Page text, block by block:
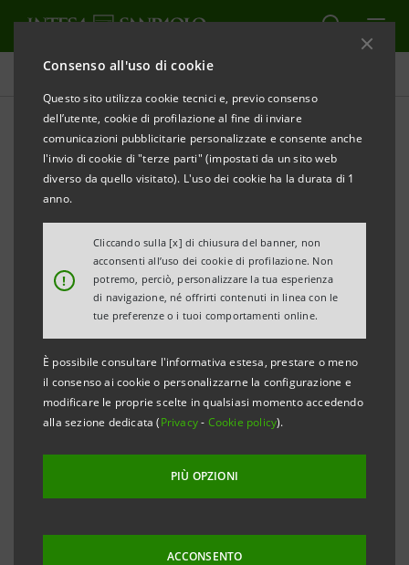
Consenso all'uso di cookie
Questo sito utilizza cookie tecnici e, previo consenso
dell’utente, cookie di profilazione al fine di inviare
comunicazioni pubblicitarie personalizzate e consente anche
l'invio di cookie di "terze parti" (impostati da un sito web
diverso da quello visitato). L'uso dei cookie ha la durata di 1
anno.
!
Cliccando sulla [x] di chiusura del banner, non
acconsenti all’uso dei cookie di profilazione. Non
potremo, perciò, personalizzare la tua esperienza
di navigazione, né offrirti contenuti in linea con le
tue preferenze o i tuoi comportamenti online.
È possibile consultare l'informativa estesa, prestare o meno
il consenso ai cookie o personalizzarne la configurazione e
modificare le proprie scelte in qualsiasi momento accedendo
alla sezione dedicata (Privacy- Cookie policy).
PIÙ OPZIONI
ACCONSENTO
Comunicati stampa
STAMPA AGGIORNA
COMUNICATO STAMPA
INTESA SANPAOLO PER IL TURISMO 4.0 IN VENETO E
Evento in collaborazione con Destination Italia
A livello regionale, il Veneto rappresenta il
principale attrattore turistico, con il 16% circa
delle presenze totali di turisti in Italia (69,2 milioni
su 427, nel 2017); si sale al 22% se consideriamo
solo le presenze dei turisti non residenti (47,1
milioni in Veneto nel 2017, su 212 milioni in Italia),